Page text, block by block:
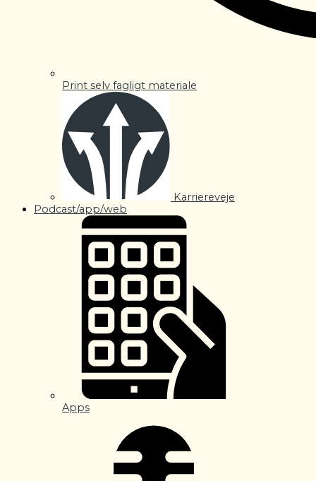
Print selv fagligt materiale
Karriereveje
Podcast/app/web
Apps